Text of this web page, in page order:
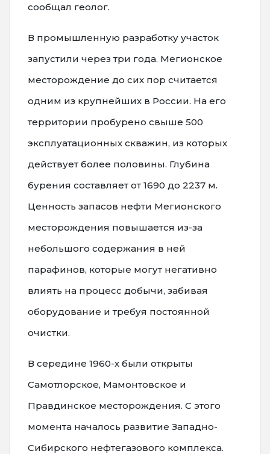
сообщал геолог.
В промышленную разработку участок
запустили через три года. Мегионское
месторождение до сих пор считается
одним из крупнейших в России. На его
территории пробурено свыше 500
эксплуатационных скважин, из которых
действует более половины. Глубина
бурения составляет от 1690 до 2237 м.
Ценность запасов нефти Мегионского
месторождения повышается из-за
небольшого содержания в ней
парафинов, которые могут негативно
влиять на процесс добычи, забивая
оборудование и требуя постоянной
очистки.
В середине 1960-х были открыты
Самотлорское, Мамонтовское и
Правдинское месторождения. С этого
момента началось развитие Западно-
Сибирского нефтегазового комплекса.